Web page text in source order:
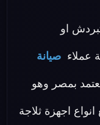
او
عملاء صيانة
بمصر وهو
اجهزة ثلاجة